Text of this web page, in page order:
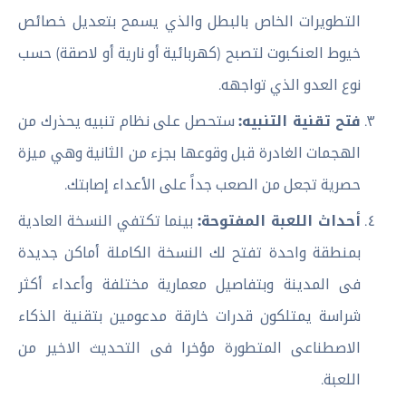
التطويرات الخاص بالبطل والذي يسمح بتعديل خصائص
خيوط العنكبوت لتصبح (كهربائية أو نارية أو لاصقة) حسب
نوع العدو الذي تواجهه.
فتح تقنية التنبيه: ستحصل على نظام تنبيه يحذرك من
الهجمات الغادرة قبل وقوعها بجزء من الثانية وهي ميزة
حصرية تجعل من الصعب جداً على الأعداء إصابتك.
أحداث اللعبة المفتوحة:بينما تكتفي النسخة العادية
بمنطقة واحدة تفتح لك النسخة الكاملة أماكن جديدة
فى المدينة وبتفاصيل معمارية مختلفة وأعداء أكثر
شراسة يمتلكون قدرات خارقة مدعومين بتقنية الذكاء
الاصطناعى المتطورة مؤخرا فى التحديث الاخير من
اللعبة.